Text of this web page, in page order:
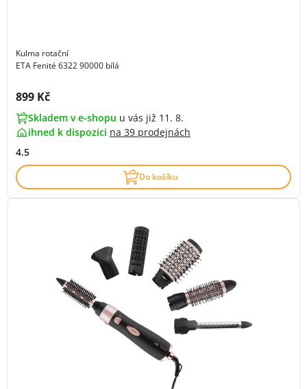
Kulma rotační
ETA Fenité 6322 90000 bílá
Cena s DPH:
899 Kč
Skladem v e-shopu u vás již 11. 8.
ihned k dispozici na 39 prodejnách
4.5
Do košíku